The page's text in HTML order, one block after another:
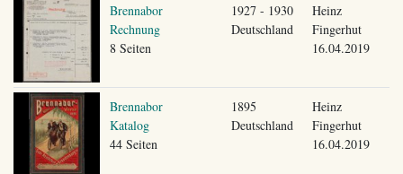
Brennabor
Rechnung
8 Seiten
1927 - 1930
Deutschland
Heinz
Fingerhut
16.04.2019
Brennabor
Katalog
44 Seiten
1895
Deutschland
Heinz
Fingerhut
16.04.2019